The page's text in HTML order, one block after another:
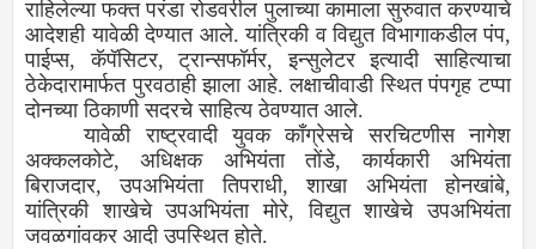
राहिलेल्‍या फक्‍त परंडा रोडवरील पुलाच्‍या कामाला सुरुवात करण्‍याचे
आदेशही यावेळी देण्‍यात आले. यांत्रिकी व विद्युत विभागाकडील पंप,
पाईप्‍स, कॅपॅसिटर, ट्रान्‍सफॉर्मर, इन्‍सुलेटर इत्‍यादी साहित्‍याचा
ठेकेदारामार्फत पुरवठाही झाला आहे. लक्षाचीवाडी स्थित पंपगृह टप्‍पा
दोनच्‍या ठिकाणी सदरचे साहित्‍य ठेवण्‍यात आले.
यावेळी राष्‍ट्रवादी युवक कॉंग्रेसचे सरचिटणीस नागेश
अक्‍कलकोटे, अधिक्षक अभियंता तोंडे, कार्यकारी अभियंता
बिराजदार, उपअभियंता तिपराधी, शाखा अभियंता होनखांबे,
यांत्रिकी शाखेचे उपअभियंता मोरे, विद्युत शाखेचे उपअभियंता
जवळगांवकर आदी उपस्थित होते.